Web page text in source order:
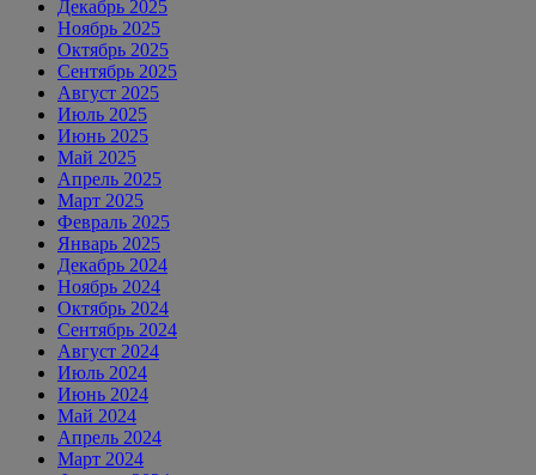
Декабрь 2025
Ноябрь 2025
Октябрь 2025
Сентябрь 2025
Август 2025
Июль 2025
Июнь 2025
Май 2025
Апрель 2025
Март 2025
Февраль 2025
Январь 2025
Декабрь 2024
Ноябрь 2024
Октябрь 2024
Сентябрь 2024
Август 2024
Июль 2024
Июнь 2024
Май 2024
Апрель 2024
Март 2024